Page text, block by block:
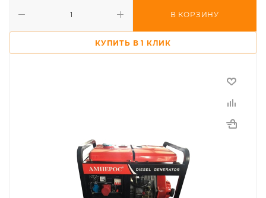
В КОРЗИНУ
КУПИТЬ В 1 КЛИК